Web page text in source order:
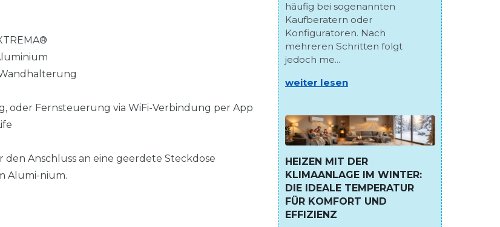
oder Fernsteuerung via WiFi-Verbindung per App
Anschluss an eine geerdete Steckdose
Alumi-nium.
häufig bei sogenannten
Kaufberatern oder
Konfiguratoren. Nach
mehreren Schritten folgt
jedoch me...
weiter lesen
HEIZEN MIT DER
KLIMAANLAGE IM WINTER:
DIE IDEALE TEMPERATUR
FÜR KOMFORT UND
EFFIZIENZ